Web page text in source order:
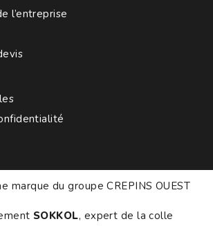
l’entreprise
marque du groupeCREPINS OUEST
SOKKOL, expert de la colle